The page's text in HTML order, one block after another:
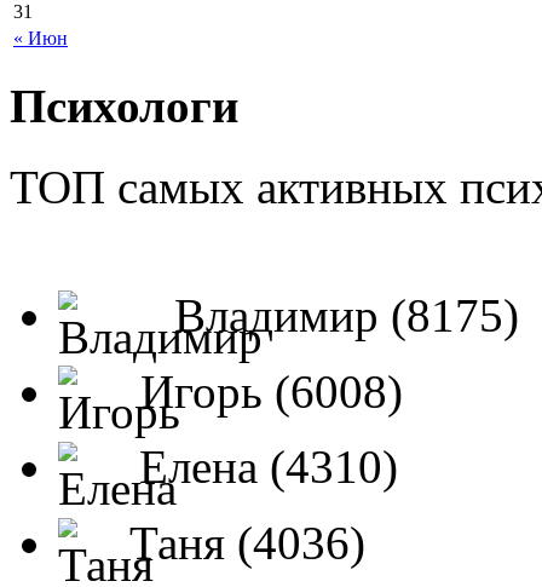
« Июн
31
Психологи
ТОП самых активных
Владимир (8175)
Игорь (6008)
Елена (4310)
Таня (4036)